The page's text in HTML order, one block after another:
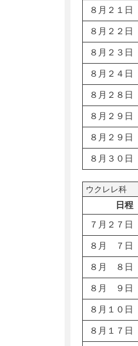
８月２１日
８月２２日
８月２３日
８月２４日
８月２８日
８月２９日
８月２９日
８月３０日
ウクレレ科
日程
７月２７日
８月 ７日
８月 ８日
８月 ９日
８月１０日
８月１７日